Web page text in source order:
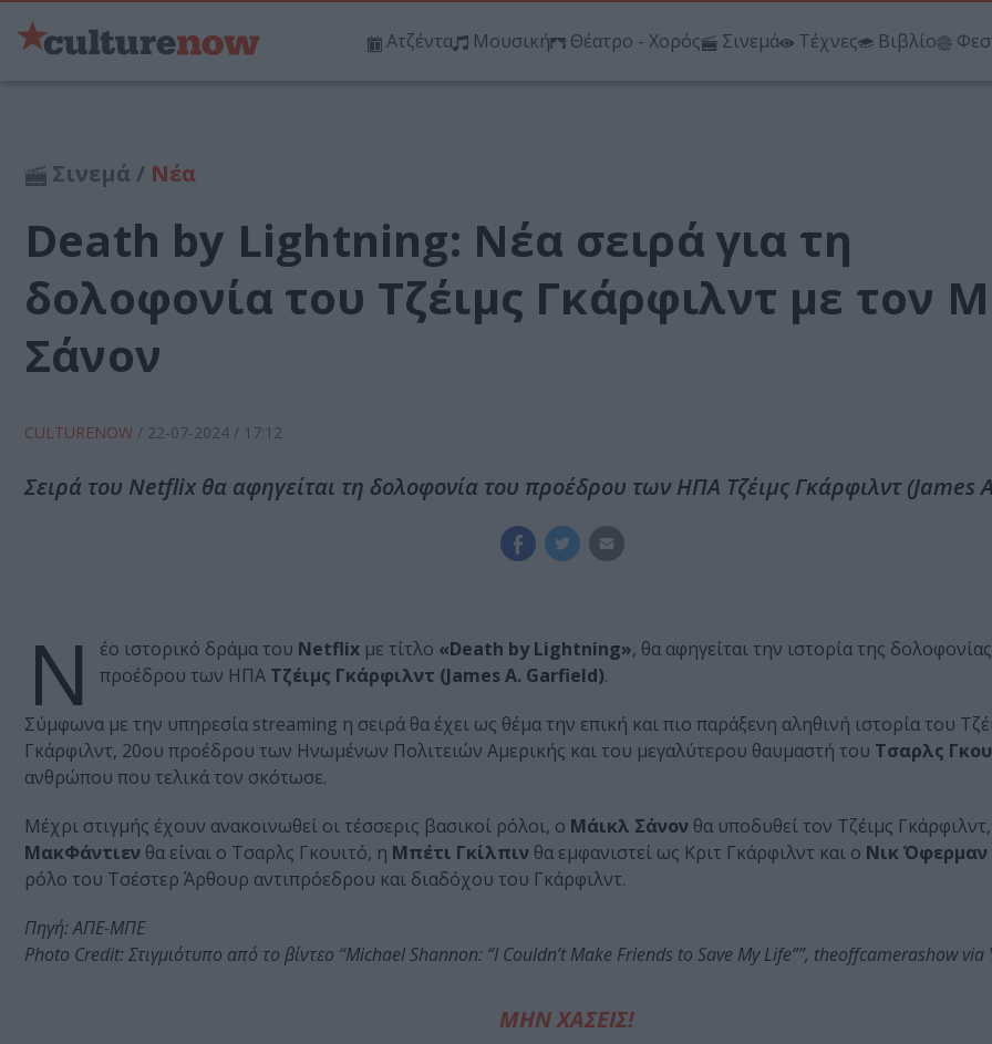
Ατζέντα Μουσική Θέατρο - Χορός Σινεμά Τέχνες Βιβλίο
Σινεμά / Νέα
Death by Lightning: Νέα σειρά για τη
δολοφονία του Τζέιμς Γκάρφιλντ με τον
Σάνον
CULTURENOW / 22-07-2024 / 17:12
Σειρά του Netflix θα αφηγείται τη δολοφονία του προέδρου των ΗΠΑ Τζέιμς Γκάρφιλντ (James
Ν έο ιστορικό δράμα του Netflix με τίτλο «Death by Lightning», θα αφηγείται την ιστορία της
προέδρου των ΗΠΑ Τζέιμς Γκάρφιλντ (James A. Garfield).
Σύμφωνα με την υπηρεσία streaming η σειρά θα έχει ως θέμα την επική και πιο παράξενη αληθινή ιστορία του
Γκάρφιλντ, 20ου προέδρου των Ηνωμένων Πολιτειών Αμερικής και του μεγαλύτερου θαυμαστή του Τσαρλς
ανθρώπου που τελικά τον σκότωσε.
Μέχρι στιγμής έχουν ανακοινωθεί οι τέσσερις βασικοί ρόλοι, ο Μάικλ Σάνον θα υποδυθεί τον Τζέιμς
ΜακΦάντιεν θα είναι ο Τσαρλς Γκουιτό, η Μπέτι Γκίλπιν θα εμφανιστεί ως Κριτ Γκάρφιλντ και ο Νικ Όφερμαν
ρόλο του Τσέστερ Άρθουρ αντιπρόεδρου και διαδόχου του Γκάρφιλντ.
Πηγή: ΑΠΕ-ΜΠΕ
Photo Credit: Στιγμιότυπο από το βίντεο “Michael Shannon: “I Couldn’t Make Friends to Save My Life””, theoffcamerashow via
ΜΗΝ ΧΑΣΕΙΣ!